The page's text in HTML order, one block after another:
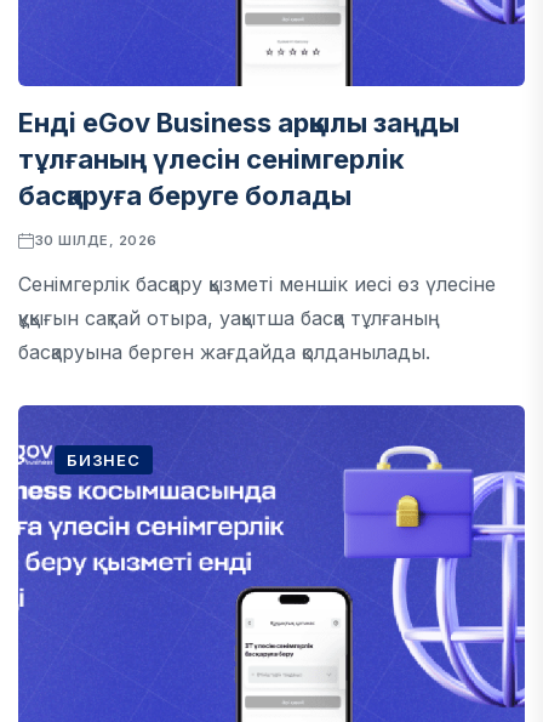
Енді eGov Business арқылы заңды
тұлғаның үлесін сенімгерлік
басқаруға беруге болады
30 ШІЛДЕ, 2026
Сенімгерлік басқару қызметі меншік иесі өз үлесіне
құқығын сақтай отыра, уақытша басқа тұлғаның
басқаруына берген жағдайда қолданылады.
БИЗНЕС